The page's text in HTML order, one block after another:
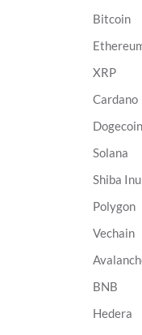
Bitcoin
XRP
Cardano
Dogecoin
Solana
Shiba Inu
Polygon
Vechain
BNB
Hedera